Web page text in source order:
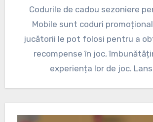
Codurile de cadou sezoniere pentru Lords
Mobile sunt coduri
jucătorii le pot folosi pentru a
recompense în joc,
experiența lor de joc.